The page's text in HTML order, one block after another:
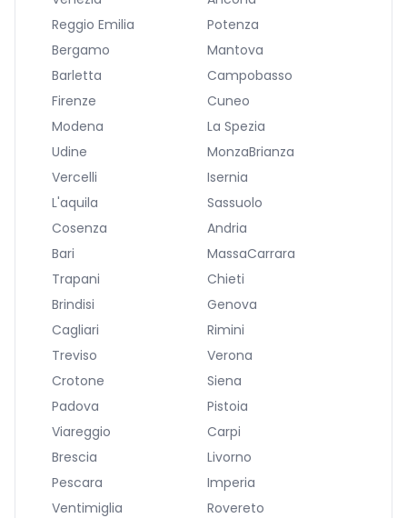
Reggio Emilia
Potenza
Bergamo
Mantova
Barletta
Campobasso
Firenze
Cuneo
Modena
La Spezia
Udine
MonzaBrianza
Vercelli
Isernia
L'aquila
Sassuolo
Cosenza
Andria
Bari
MassaCarrara
Trapani
Chieti
Brindisi
Genova
Cagliari
Rimini
Treviso
Verona
Crotone
Siena
Padova
Pistoia
Viareggio
Carpi
Brescia
Livorno
Pescara
Imperia
Ventimiglia
Rovereto